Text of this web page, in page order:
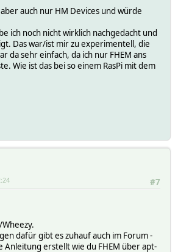
auch nur HM Devices und würde
ich noch nicht wirklich nachgedacht und
Das war/ist mir zu experimentell, die
da sehr einfach, da ich nur FHEM ans
Wie ist das bei so einem RasPi mit dem
#7
dafür gibt es zuhauf auch im Forum -
Anleitung erstellt wie du FHEM über apt-